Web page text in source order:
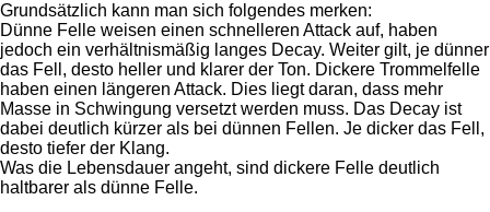
Grundsätzlich kann man sich folgendes merken:
Dünne Felle weisen einen schnelleren Attack auf, haben
jedoch ein verhältnismäßig langes Decay. Weiter gilt, je dünner
das Fell, desto heller und klarer der Ton. Dickere Trommelfelle
haben einen längeren Attack. Dies liegt daran, dass mehr
Masse in Schwingung versetzt werden muss. Das Decay ist
dabei deutlich kürzer als bei dünnen Fellen. Je dicker das Fell,
desto tiefer der Klang.
Was die Lebensdauer angeht, sind dickere Felle deutlich
haltbarer als dünne Felle.